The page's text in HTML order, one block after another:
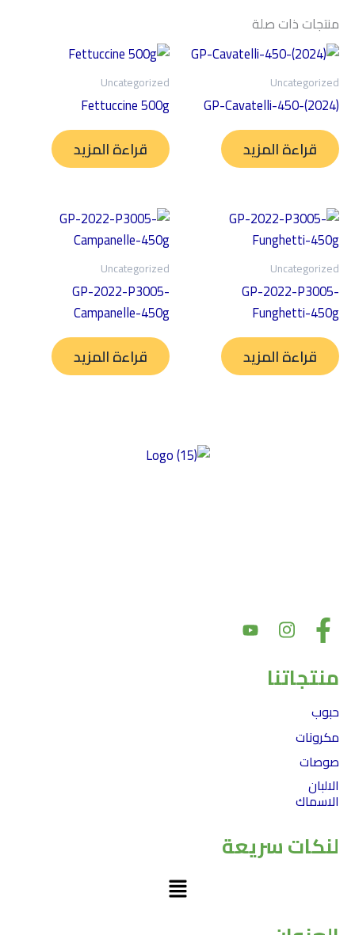
منتجات ذات صلة
Uncategorized
GP-Cavatelli-450-(2024)
قراءة المزيد
Uncategorized
Fettuccine 500g
قراءة المزيد
Uncategorized
GP-2022-P3005-
Funghetti-450g
قراءة المزيد
Uncategorized
GP-2022-P3005-
Campanelle-450g
قراءة المزيد
منتجاتنا
حبوب
مكرونات
صوصات
الالبان
الاسماك
لنكات سريعة
Menu